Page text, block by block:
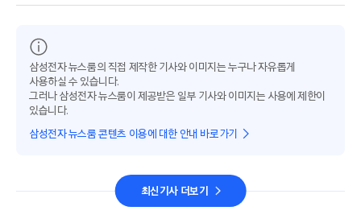
삼성전자 뉴스룸의 직접 제작한 기사와 이미지는 누구나 자유롭게
사용하실 수 있습니다.
그러나 삼성전자 뉴스룸이 제공받은 일부 기사와 이미지는 사용에 제한이
있습니다.
삼성전자 뉴스룸 콘텐츠 이용에 대한 안내 바로가기
최신기사 더보기